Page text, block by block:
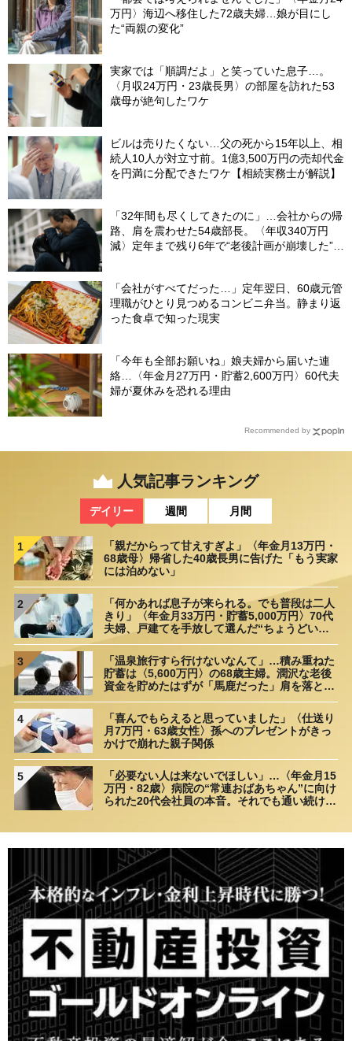
万円〉海辺へ移住した72歳夫婦…娘が目にし
た“両親の変化”
実家では「順調だよ」と笑っていた息子…。
〈月収24万円・23歳長男〉の部屋を訪れた53
歳母が絶句したワケ
ビルは売りたくない…父の死から15年以上、相
続人10人が対立寸前。1億3,500万円の売却代金
を円満に分配できたワケ【相続実務士が解説】
「32年間も尽くしてきたのに」…会社からの帰
路、肩を震わせた54歳部長。〈年収340万円
減〉定年まで残り6年で“老後計画が崩壊した”ワ
「会社がすべてだった…」定年翌日、60歳元管
理職がひとり見つめるコンビニ弁当。静まり返
った食卓で知った現実
「今年も全部お願いね」娘夫婦から届いた連
絡…〈年金月27万円・貯蓄2,600万円〉60代夫
婦が夏休みを恐れる理由
Recommended by
人気記事ランキング
デイリー 週間 月間
1
「親だからって甘えすぎよ」〈年金月13万円・
68歳母〉帰省した40歳長男に告げた「もう実家
には泊めない」
2
「何かあれば息子が来られる。でも普段は二人
きり」〈年金月33万円・貯蓄5,000万円〉70代
夫婦、戸建てを手放して選んだ“ちょうどいい
3
「温泉旅行すら行けないなんて」…積み重ねた
貯蓄は〈5,600万円〉の68歳主婦。潤沢な老後
資金を貯めたはずが「馬鹿だった」肩を落とす
4
「喜んでもらえると思っていました」〈仕送り
月7万円・63歳女性〉孫へのプレゼントがきっ
かけで崩れた親子関係
5
「必要ない人は来ないでほしい」…〈年金月15
万円・82歳〉病院の“常連おばあちゃん”に向け
られた20代会社員の本音。それでも通い続ける